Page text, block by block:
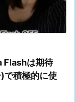
Flashは期待
で積極的に使